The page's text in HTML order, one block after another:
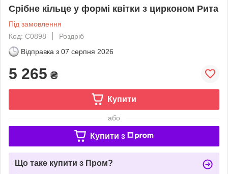
Срібне кільце у формі квітки з цирконом Рита
Під замовлення
Код: С0898
Роздріб
Відправка з 07 серпня 2026
5 265 ₴
Купити
або
Купити з
Що таке купити з Пром?